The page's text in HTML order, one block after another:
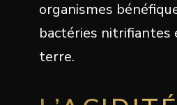
organismes
bactéries nitrifiantes
terre.